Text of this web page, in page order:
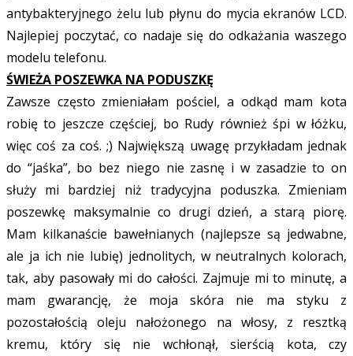
antybakteryjnego żelu lub płynu do mycia ekranów LCD.
Najlepiej poczytać, co nadaje się do odkażania waszego
modelu telefonu.
ŚWIEŻA POSZEWKA NA PODUSZKĘ
Zawsze często zmieniałam pościel, a odkąd mam kota
robię to jeszcze częściej, bo Rudy również śpi w łóżku,
więc coś za coś. ;) Największą uwagę przykładam jednak
do “jaśka”, bo bez niego nie zasnę i w zasadzie to on
służy mi bardziej niż tradycyjna poduszka. Zmieniam
poszewkę maksymalnie co drugi dzień, a starą piorę.
Mam kilkanaście bawełnianych (najlepsze są jedwabne,
ale ja ich nie lubię) jednolitych, w neutralnych kolorach,
tak, aby pasowały mi do całości. Zajmuje mi to minutę, a
mam gwarancję, że moja skóra nie ma styku z
pozostałością oleju nałożonego na włosy, z resztką
kremu, który się nie wchłonął, sierścią kota, czy